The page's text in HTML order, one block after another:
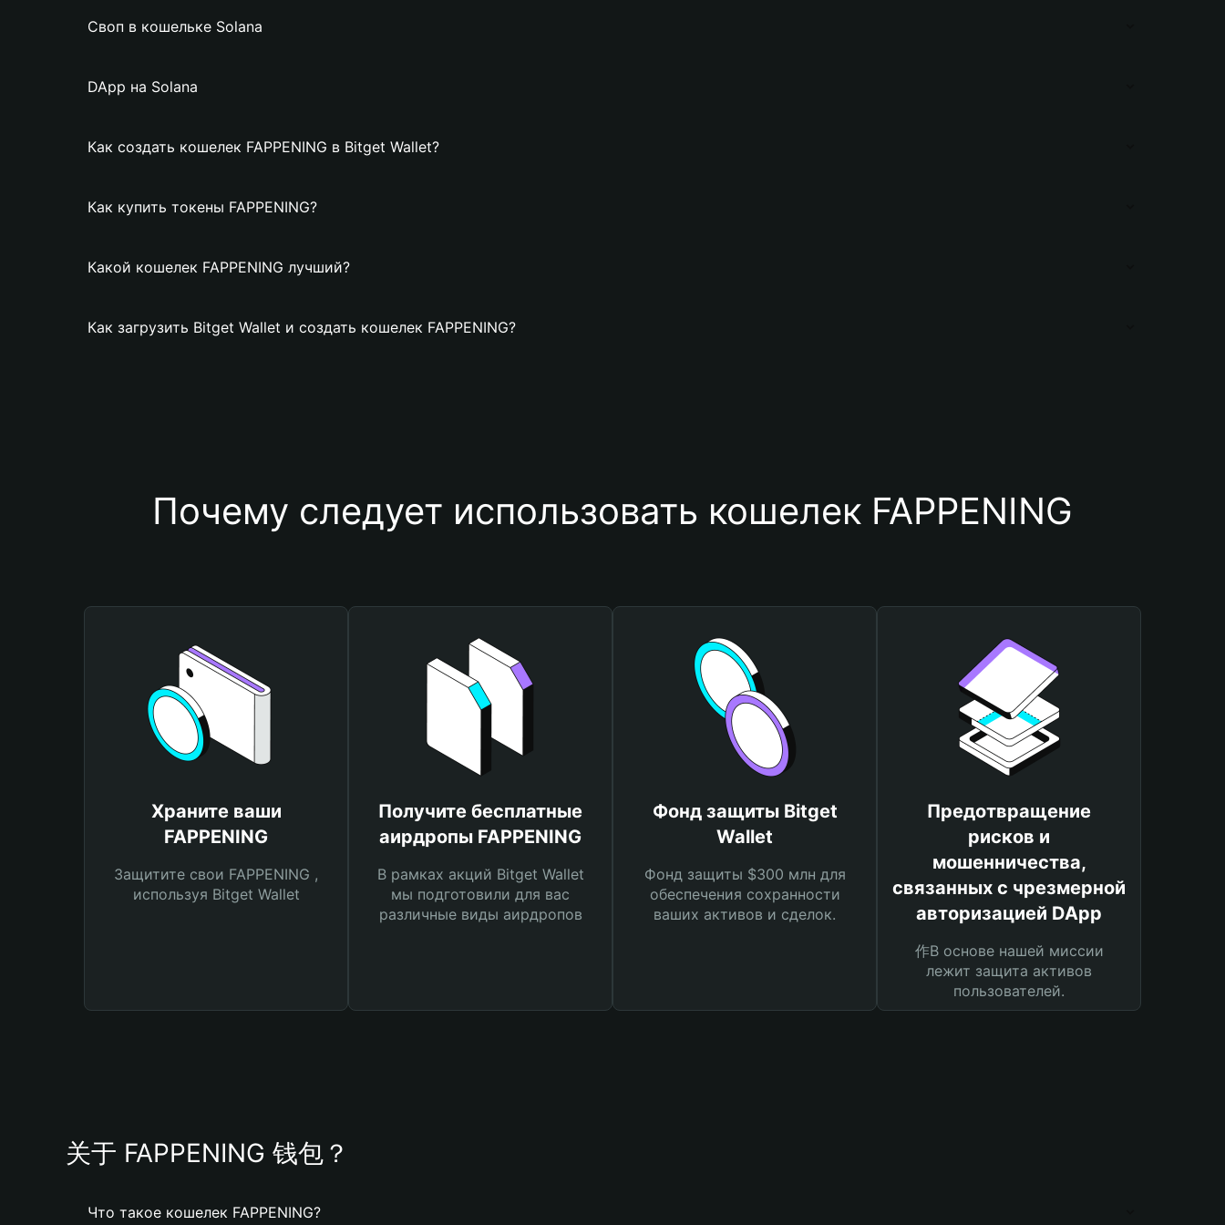
Своп в кошельке Solana
DApp на Solana
Как создать кошелек FAPPENING в Bitget Wallet?
Как купить токены FAPPENING?
Какой кошелек FAPPENING лучший?
Как загрузить Bitget Wallet и создать кошелек FAPPENING?
Почему следует использовать кошелек FAPPENING
Храните ваши
FAPPENING
Защитите свои FAPPENING ,
используя Bitget Wallet
Получите бесплатные
аирдропы FAPPENING
В рамках акций Bitget Wallet
мы подготовили для вас
различные виды аирдропов
Фонд защиты Bitget
Wallet
Фонд защиты $300 млн для
обеспечения сохранности
ваших активов и сделок.
Предотвращение
рисков и
мошенничества,
связанных с чрезмерной
авторизацией DApp
作В основе нашей миссии
лежит защита активов
пользователей.
关于 FAPPENING 钱包？
Что такое кошелек FAPPENING?